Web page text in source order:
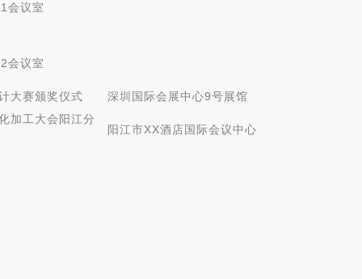
会议室
会议室
大赛颁奖仪式
深圳国际会展中心9号展馆
加工大会阳江分
阳江市XX酒店国际会议中心